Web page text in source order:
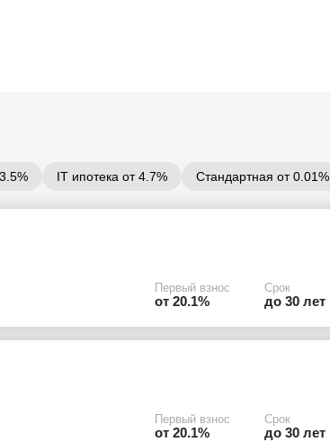
IT ипотека от 4.7% Стандартная от 0.01%
Первый взнос
от 20.1%
Срок
до 30 лет
Первый взнос
от 20.1%
Срок
до 30 лет